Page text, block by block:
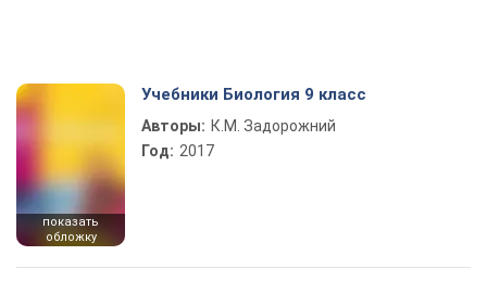
показать
обложку
Учебники Биология 9 класс
Авторы: К.М. Задорожний
Год: 2017